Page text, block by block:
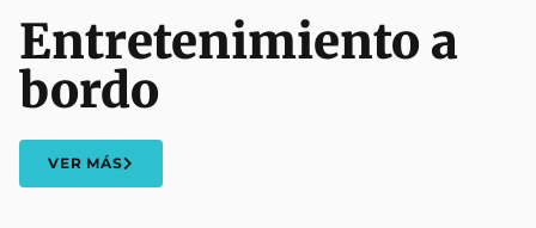
Entretenimiento a
bordo
VER MÁS